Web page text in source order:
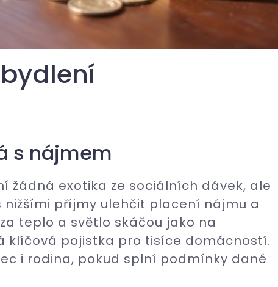
s nájmem
žádná exotika ze sociálních dávek, ale
nižšími příjmy ulehčit placení nájmu a
teplo a světlo skáčou jako na
klíčová pojistka pro tisíce domácností.
i rodina, pokud splní podmínky dané